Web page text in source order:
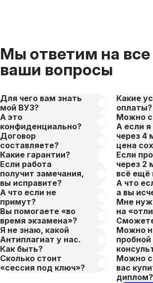
Мы ответим на все
ваши вопросы
Для чего вам знать
мой ВУЗ?
А это
конфиденциально?
Договор
составляете?
Какие гарантии?
Если работа
получит замечания,
вы исправите?
А что если не
примут?
Вы помогаете «во
время экзамена»?
Я не знаю, какой
Антиплагиат у нас.
Как быть?
Сколько стоит
«сессия под ключ»?
Какие
оплаты?
Можно
А если я
через 4
цена
Если
через 2
всё ещё
А что
а вы
Мне
на
Можно
пробной
Можно
вас
диплом?